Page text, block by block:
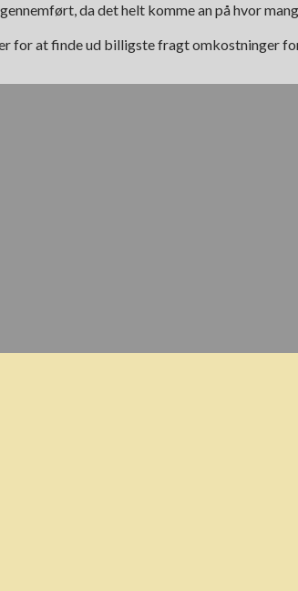
da det helt komme an på hvor
at finde ud billigste fragt omkostninger